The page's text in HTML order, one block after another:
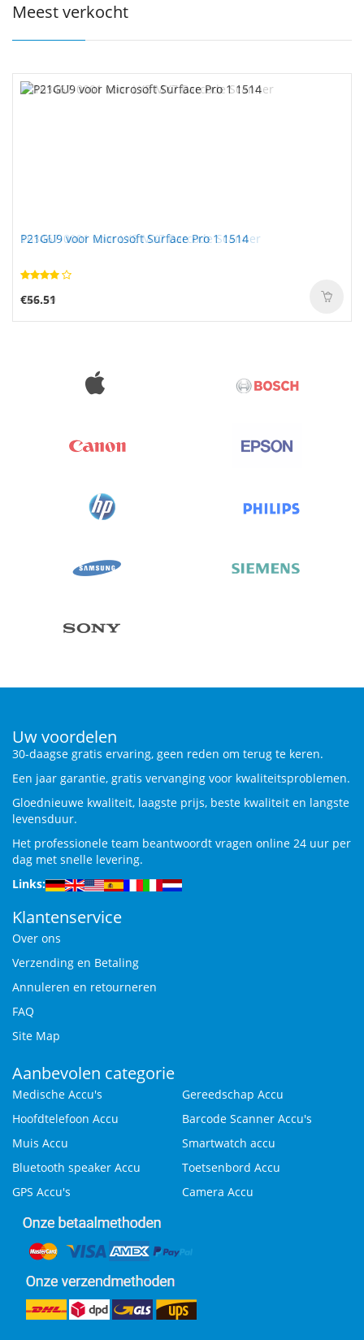
Meest verkocht
P21GU9 voor Microsoft Surface Pro 1 1514
€56.51
Uw voordelen
30-daagse gratis ervaring, geen reden om terug te keren.
Een jaar garantie, gratis vervanging voor kwaliteitsproblemen.
Gloednieuwe kwaliteit, laagste prijs, beste kwaliteit en langste
levensduur.
Het professionele team beantwoordt vragen online 24 uur per
dag met snelle levering.
Links:
Klantenservice
Over ons
Verzending en Betaling
Annuleren en retourneren
FAQ
Site Map
Aanbevolen categorie
Medische Accu's
Gereedschap Accu
Hoofdtelefoon Accu
Barcode Scanner Accu's
Muis Accu
Smartwatch accu
Bluetooth speaker Accu
Toetsenbord Accu
GPS Accu's
Camera Accu